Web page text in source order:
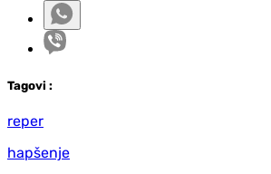
Tagovi :
reper
hapšenje